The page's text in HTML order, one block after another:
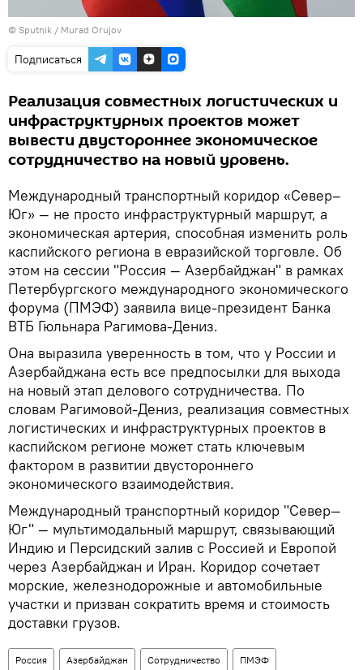
© Sputnik / Murad Orujov
Подписаться
Реализация совместных логистических и
инфраструктурных проектов может
вывести двустороннее экономическое
сотрудничество на новый уровень.
Международный транспортный коридор «Север–
Юг» — не просто инфраструктурный маршрут, а
экономическая артерия, способная изменить роль
каспийского региона в евразийской торговле. Об
этом на сессии "Россия — Азербайджан" в рамках
Петербургского международного экономического
форума (ПМЭФ) заявила вице-президент Банка
ВТБ Гюльнара Рагимова-Дениз.
Она выразила уверенность в том, что у России и
Азербайджана есть все предпосылки для выхода
на новый этап делового сотрудничества. По
словам Рагимовой-Дениз, реализация совместных
логистических и инфраструктурных проектов в
каспийском регионе может стать ключевым
фактором в развитии двустороннего
экономического взаимодействия.
Международный транспортный коридор "Север—
Юг" — мультимодальный маршрут, связывающий
Индию и Персидский залив с Россией и Европой
через Азербайджан и Иран. Коридор сочетает
морские, железнодорожные и автомобильные
участки и призван сократить время и стоимость
доставки грузов.
Россия Азербайджан Сотрудничество ПМЭФ